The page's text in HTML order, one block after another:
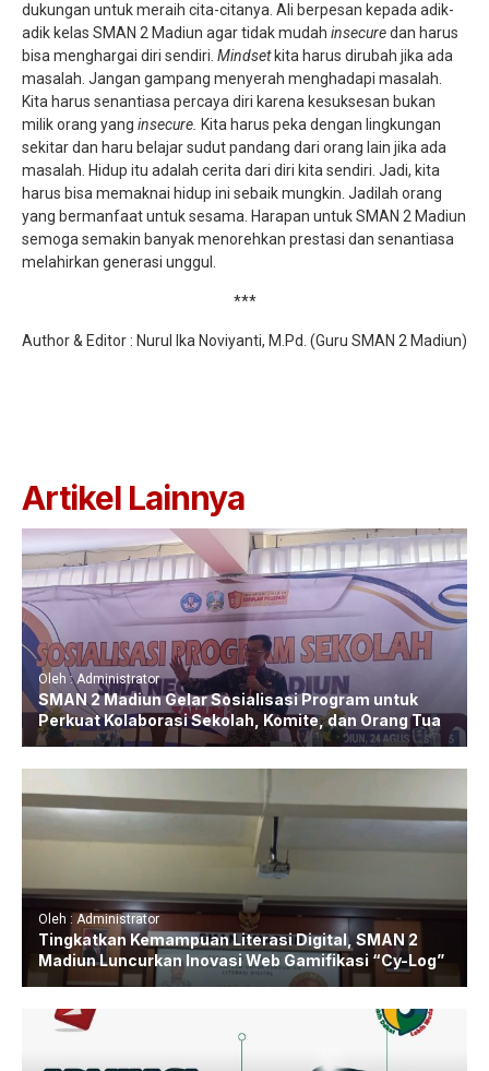
dukungan untuk meraih cita-citanya. Ali berpesan kepada adik-
adik kelas SMAN 2 Madiun agar tidak mudah insecuredan harus
bisa menghargai diri sendiri. Mindset kita harus dirubah jika ada
masalah. Jangan gampang menyerah menghadapi masalah.
Kita harus senantiasa percaya diri karena kesuksesan bukan
milik orang yang insecure. Kita harus peka dengan lingkungan
sekitar dan haru belajar sudut pandang dari orang lain jika ada
masalah. Hidup itu adalah cerita dari diri kita sendiri. Jadi, kita
harus bisa memaknai hidup ini sebaik mungkin. Jadilah orang
yang bermanfaat untuk sesama. Harapan untuk SMAN 2 Madiun
semoga semakin banyak menorehkan prestasi dan senantiasa
melahirkan generasi unggul.
***
Author & Editor : Nurul Ika Noviyanti, M.Pd. (Guru SMAN 2 Madiun)
Artikel Lainnya
Oleh : Administrator
SMAN 2 Madiun Gelar Sosialisasi Program untuk
Perkuat Kolaborasi Sekolah, Komite, dan Orang Tua
Oleh : Administrator
Tingkatkan Kemampuan Literasi Digital, SMAN 2
Madiun Luncurkan Inovasi Web Gamifikasi “Cy-Log”